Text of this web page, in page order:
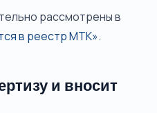
рассмотрены в
в реестр МТК».
и вносит